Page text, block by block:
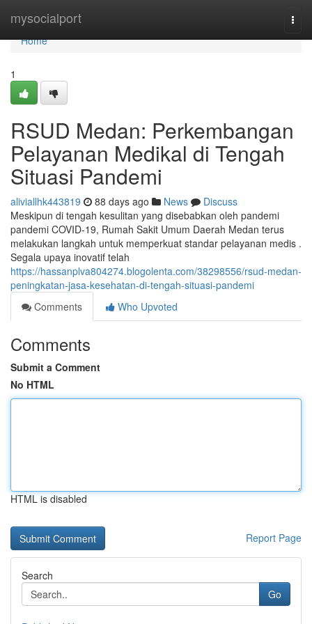
mysocialport
Home
Home
1
RSUD Medan: Perkembangan
Pelayanan Medikal di Tengah
Situasi Pandemi
aliviallhk443819 88 days ago News
Discuss
Meskipun di tengah kesulitan yang disebabkan oleh pandemi
pandemi COVID-19, Rumah Sakit Umum Daerah Medan terus
melakukan langkah untuk memperkuat standar pelayanan medis .
Segala upaya inovatif telah
https://hassanplva804274.blogolenta.com/38298556/rsud-medan-
peningkatan-jasa-kesehatan-di-tengah-situasi-pandemi
Comments
Who Upvoted
Comments
Submit a Comment
No HTML
HTML is disabled
Report Page
Search
Go